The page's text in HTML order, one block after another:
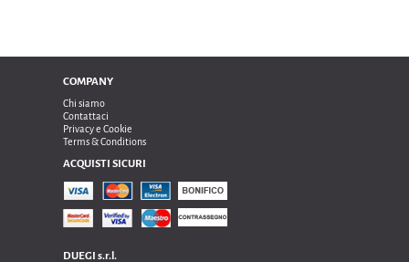
COMPANY
Chi siamo
Contattaci
Privacy e Cookie
Terms & Conditions
ACQUISTI SICURI
DUEGI s.r.l.